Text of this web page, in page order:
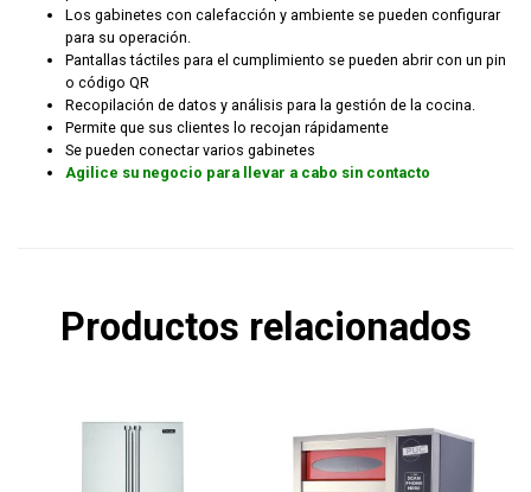
Los gabinetes con calefacción y ambiente se pueden configurar
para su operación.
Pantallas táctiles para el cumplimiento se pueden abrir con un pin
o código QR
Recopilación de datos y análisis para la gestión de la cocina.
Permite que sus clientes lo recojan rápidamente
Se pueden conectar varios gabinetes
Agilice su negocio para llevar a cabo sin contacto
Productos relacionados